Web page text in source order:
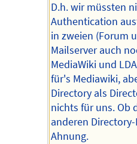
D.h. wir müssten
Authentication
in zweien (Forum
Mailserver auch
MediaWiki und
für's Mediawiki,
Directory als
nichts für uns. Ob
anderen
Ahnung.